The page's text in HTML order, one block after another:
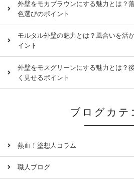
外壁をモカブラウンにする魅力とは？
色選びのポイント
モルタル外壁の魅力とは？風合いを活
イント
外壁をモスグリーンにする魅力とは？
く見せるポイント
ブログカテ
熱血！塗想人コラム
職人ブログ